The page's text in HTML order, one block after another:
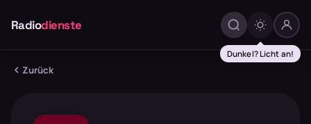
Radiodienste
Dunkel? Licht an!
Zurück